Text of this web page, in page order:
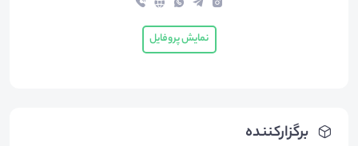
برگزارکننده
نمایش پروفایل